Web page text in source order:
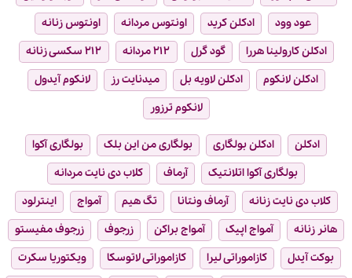
عود وود
ادکلن کرید اونتوس مردانه
اونتوس زنانه
ادکلن کارولینا هررا
گود گرل ۲۱۲ مردانه
۲۱۲ سکسی زنانه
ادکلن لانکوم
ادکلن لاویه بل میدنایت رز
لانکوم آیدول
لانکوم ترزور
ادکلن ادکلن بولگاری بولگاری من این بلک
بولگاری آکوا
بولگاری آکوا اتلانتیک
آرماف
کلاب دی نایت مردانه
کلاب دی نایت زنانه
آرماف ونتانا تگ هیم آمواج
اینترلود
هانر زنانه
آمواج اپیک آمواج براکن زرجوف
زرجوف مفیستو
بوکت آیدل
کازاموراتی لیرا کازاموراتی لاتوسکا
ویکتوریا سکرت